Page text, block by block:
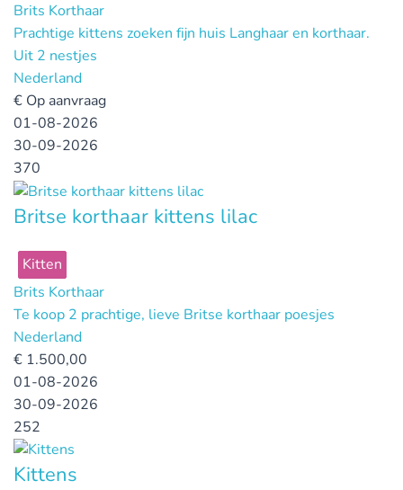
Brits Korthaar
Prachtige kittens zoeken fijn huis Langhaar en korthaar.
Uit 2 nestjes
Nederland
€ Op aanvraag
01-08-2026
30-09-2026
370
Britse korthaar kittens lilac
Kitten
Brits Korthaar
Te koop 2 prachtige, lieve Britse korthaar poesjes
Nederland
€ 1.500,00
01-08-2026
30-09-2026
252
Kittens